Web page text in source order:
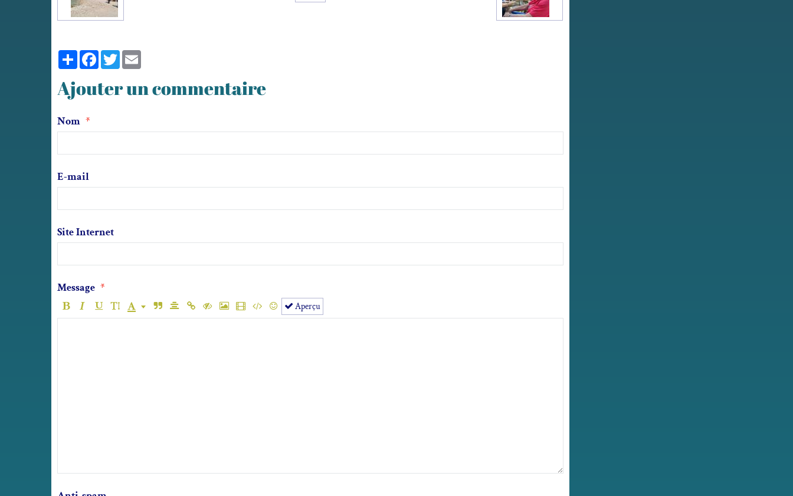
PartagerFacebook
Twitter
Ajouter un commentaire
Nom
E-mail
Site Internet
Message
Aperçu